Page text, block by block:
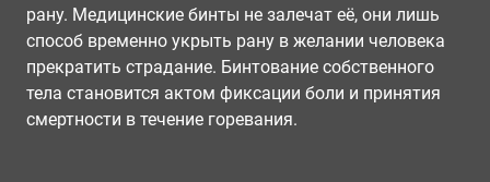
рану. Медицинские бинты не залечат её, они лишь
способ временно укрыть рану в желании человека
прекратить страдание. Бинтование собственного
тела становится актом фиксации боли и принятия
смертности в течение горевания.